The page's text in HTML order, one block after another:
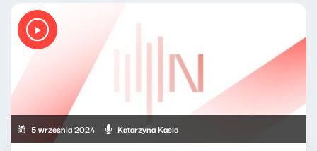
5 września 2024 Katarzyna Kasia